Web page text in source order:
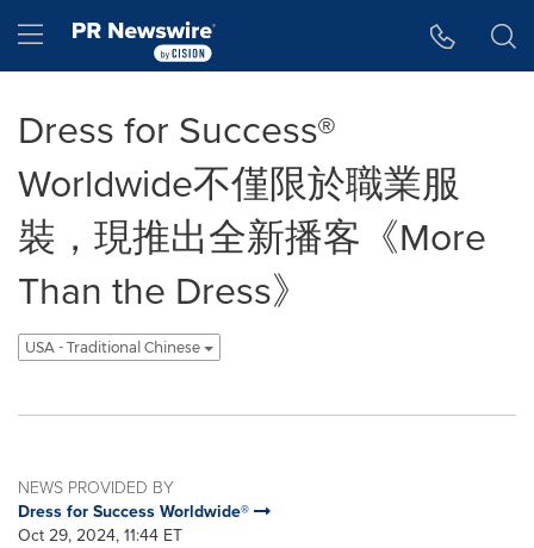
Hamburger menu
Dress for Success®
Worldwide不僅限於職業服
裝，現推出全新播客《More
Than the Dress》
USA - Traditional Chinese
NEWS PROVIDED BY
Dress for Success Worldwide®
Oct 29, 2024, 11:44 ET